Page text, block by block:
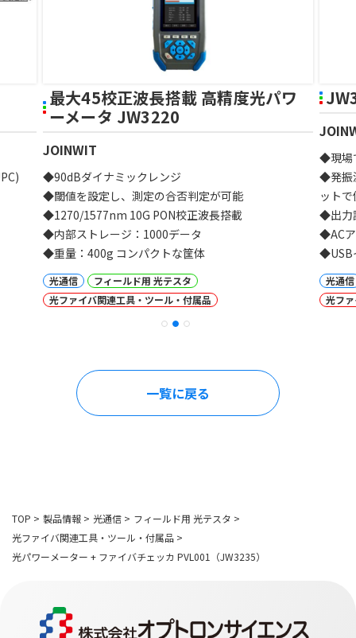
最大45校正波長搭載 高精度光パワ
ーメータ JW3220
JOINWIT
◆90dBダイナミックレンジ
◆閾値を設定し、測定の合否判定が可能
◆1270/1577nm 10G PON校正波長搭載
◆内部ストレージ：1000データ
◆重量：400g コンパクトな筐体
光通信
フィールド用 光テスタ
光ファイバ関連工具・ツール・付属品
◆現場
◆発振
ット
◆出力
◆AC
◆USB
光通信
光フ
一覧に戻る
TOP > 製品情報 > 光通信 > フィールド用 光テスタ >
光ファイバ関連工具・ツール・付属品 >
光パワーメーター + ファイバチェッカ PVL001（JW3235）